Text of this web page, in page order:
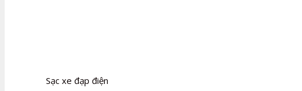
Sạc xe đạp điện